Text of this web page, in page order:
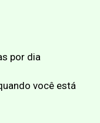
por dia
você está